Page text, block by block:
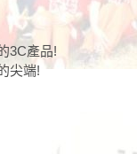
3C產品!
尖端!